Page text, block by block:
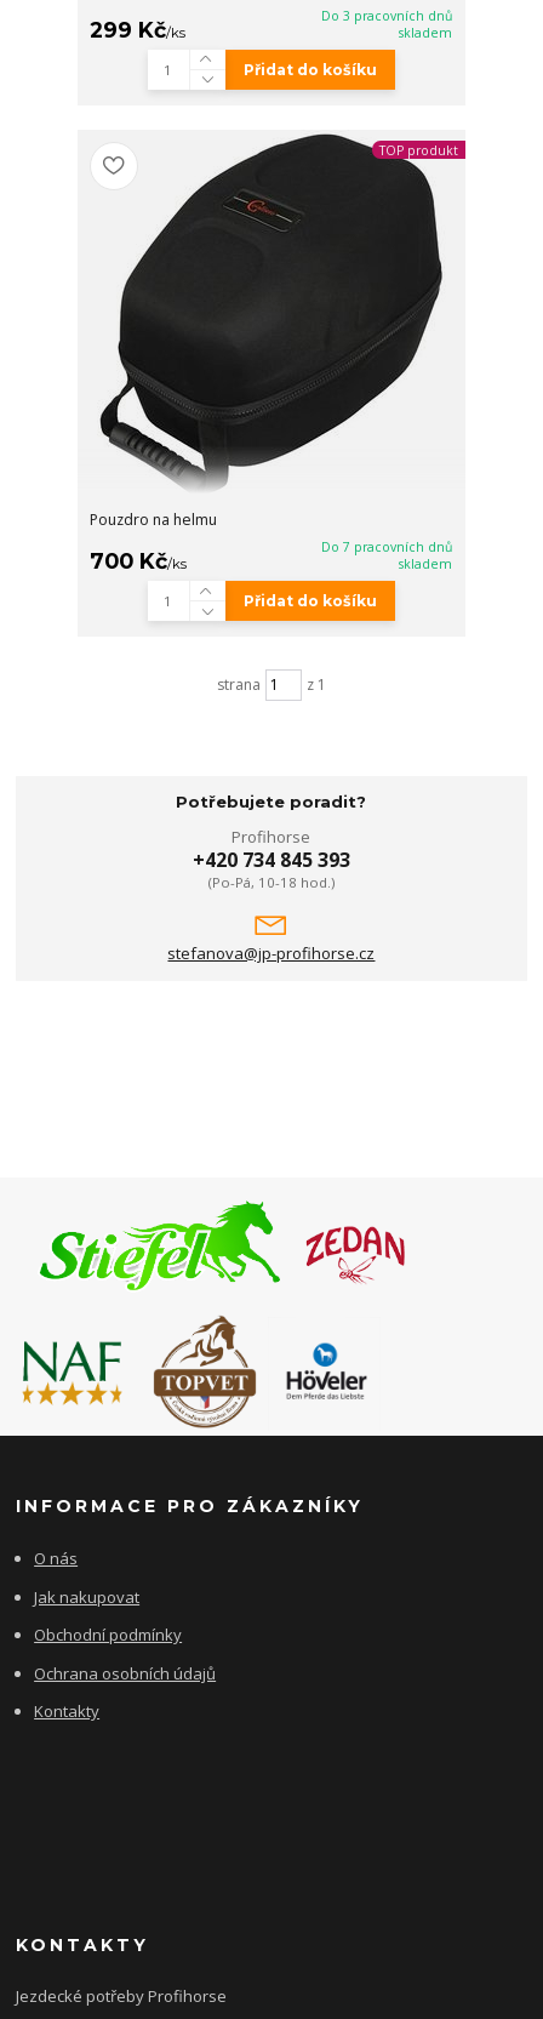
299 Kč/ks
Do 3 pracovních dnů
skladem
Přidat do košíku
TOP produkt
Pouzdro na helmu
700 Kč/ks
Do 7 pracovních dnů
skladem
Přidat do košíku
strana z 1
Potřebujete poradit?
Profihorse
+420 734 845 393
(Po-Pá, 10-18 hod.)
stefanova@jp-profihorse.cz
INFORMACE PRO ZÁKAZNÍKY
O nás
Jak nakupovat
Obchodní podmínky
Ochrana osobních údajů
Kontakty
KONTAKTY
Jezdecké potřeby Profihorse